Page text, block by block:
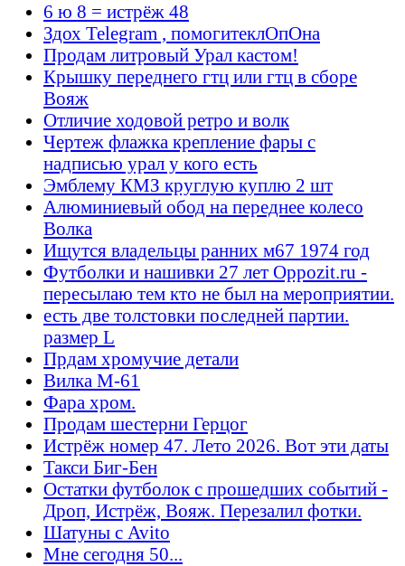
6 ю 8 = истрёж 48
Здох Telegram , помогитеклОпОна
Продам литровый Урал кастом!
Крышку переднего гтц или гтц в сборе
Вояж
Отличие ходовой ретро и волк
Чертеж флажка крепление фары с
надписью урал у кого есть
Эмблему КМЗ круглую куплю 2 шт
Алюминиевый обод на переднее колесо
Волка
Ищутся владельцы ранних м67 1974 год
Футболки и нашивки 27 лет Oppozit.ru -
пересылаю тем кто не был на мероприятии.
есть две толстовки последней партии.
размер L
Прдам хромучие детали
Вилка М-61
Фара хром.
Продам шестерни Герцог
Истрёж номер 47. Лето 2026. Вот эти даты
Такси Биг-Бен
Остатки футболок с прошедших событий -
Дроп, Истрёж, Вояж. Перезалил фотки.
Шатуны с Avito
Мне сегодня 50...